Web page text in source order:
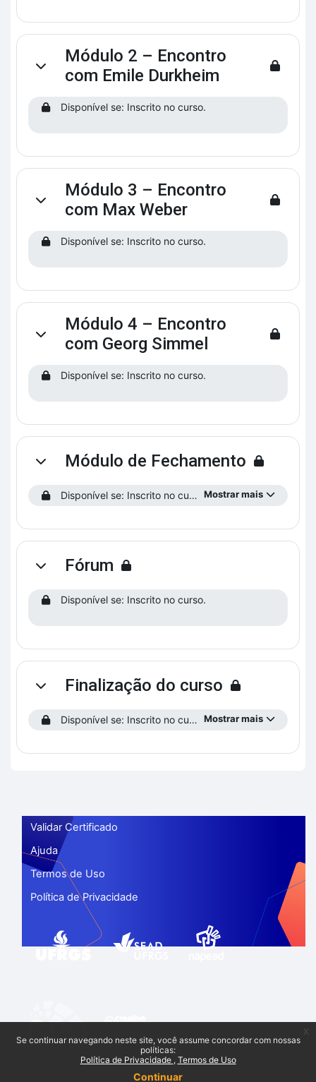
Se continuar navegando neste site, você assume concordar com nossas
políticas:
Política de Privacidade Termos de Uso
Continuar
Contrair
Módulo 2 – Encontro
com Emile Durkheim
Disponível se: Inscrito no curso.
Contrair
Módulo 3 – Encontro
com Max Weber
Disponível se: Inscrito no curso.
Contrair
Módulo 4 – Encontro
com Georg Simmel
Disponível se: Inscrito no curso.
ContrairMódulo de Fechamento
Mostrar mais
Disponível se: Inscrito no curso.
ContrairFórum
Disponível se: Inscrito no curso.
ContrairFinalização do curso
Mostrar mais
Disponível se: Inscrito no curso.
Validar Certificado
Ajuda
Termos de Uso
Política de Privacidade